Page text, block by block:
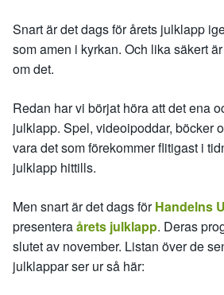
Snart är det dags för årets julklapp
som amen i kyrkan. Och lika säkert
om det.
Redan har vi börjat höra att det ena
julklapp. Spel, videoipoddar, böcker
vara det som förekommer flitigast i
julklapp hittills.
Men snart är det dags förHandelns
presenteraårets julklapp. Deras
slutet av november. Listan över de
julklappar ser ur så här: